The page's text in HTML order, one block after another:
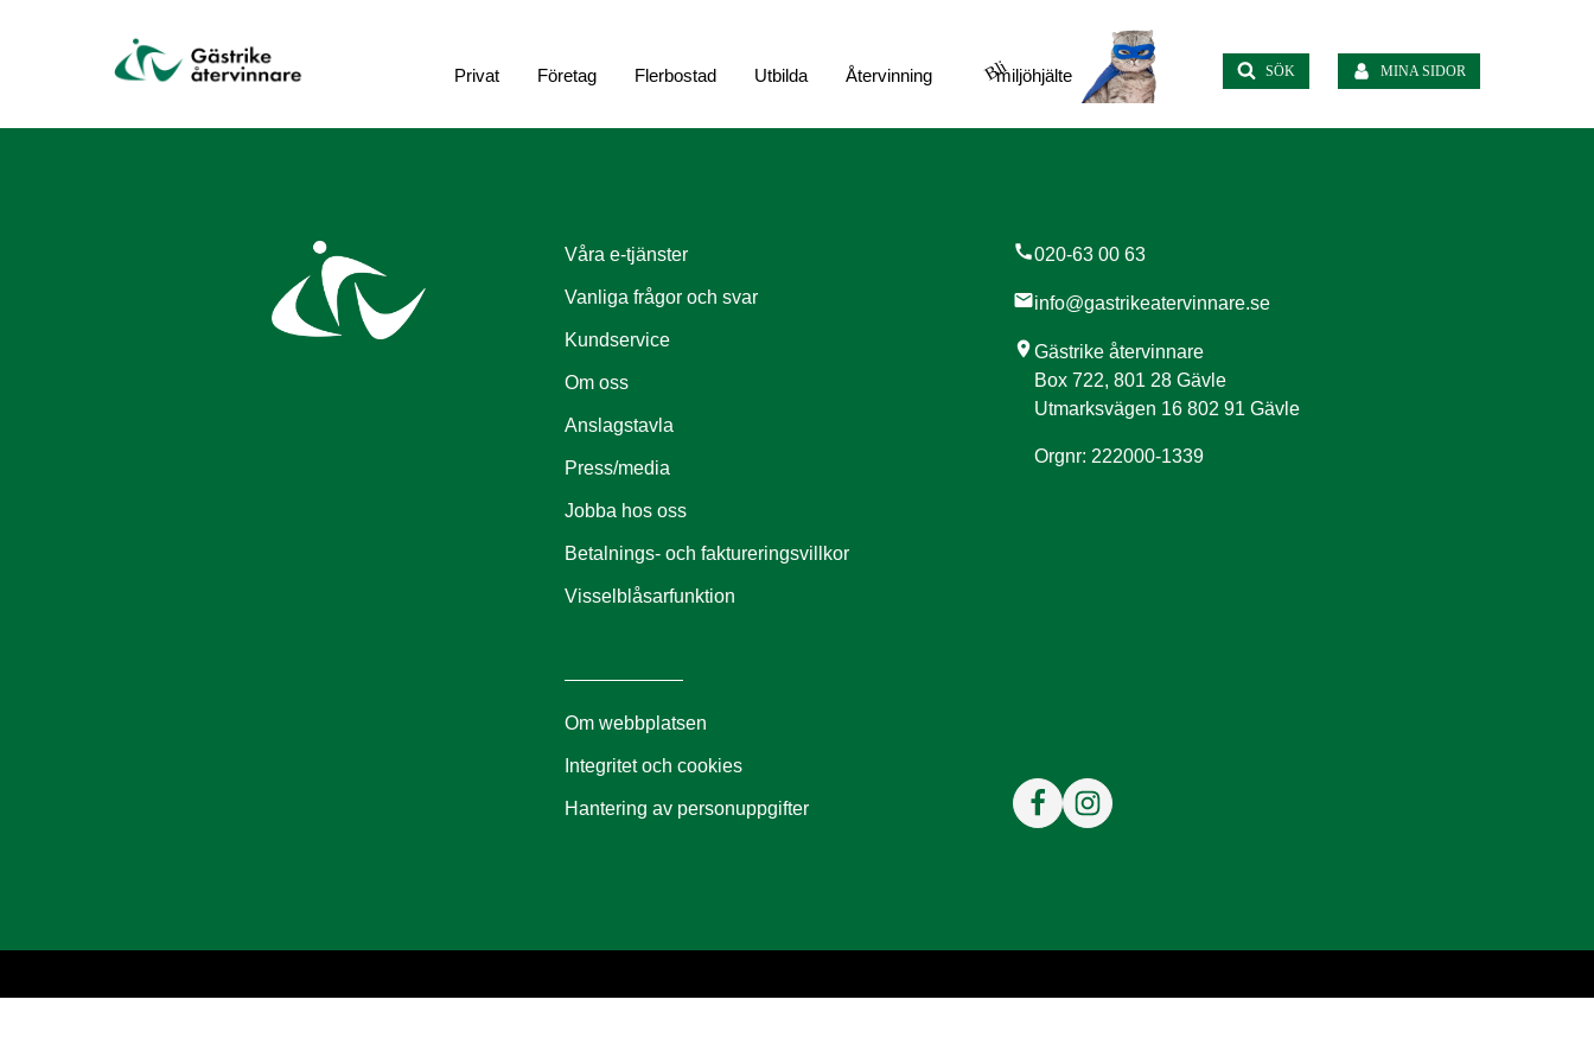
Privat Företag Flerbostad Utbilda Återvinning Blimiljöhjälte SÖK MINA SIDOR
Våra e-tjänster
Vanliga frågor och svar
Kundservice
Om oss
Anslagstavla
Press/media
Jobba hos oss
Betalnings- och faktureringsvillkor
Visselblåsarfunktion
Om webbplatsen
Integritet och cookies
Hantering av personuppgifter
call020-63 00 63
mailinfo@gastrikeatervinnare.se
location_onGästrike återvinnare
Box 722, 801 28 Gävle
Utmarksvägen 16 802 91 Gävle
Orgnr: 222000-1339